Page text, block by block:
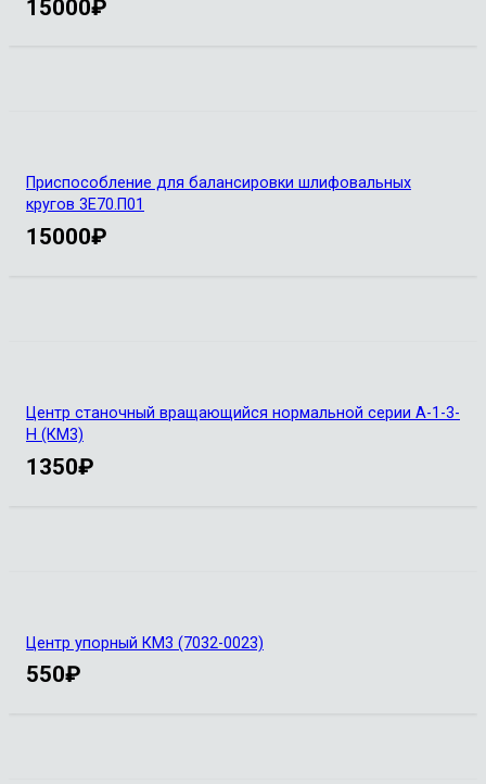
15000₽
Приспособление для балансировки шлифовальных
кругов 3Е70.П01
15000₽
Центр станочный вращающийся нормальной серии А-1-3-
Н (КМ3)
1350₽
Центр упорный КМ3 (7032-0023)
550₽